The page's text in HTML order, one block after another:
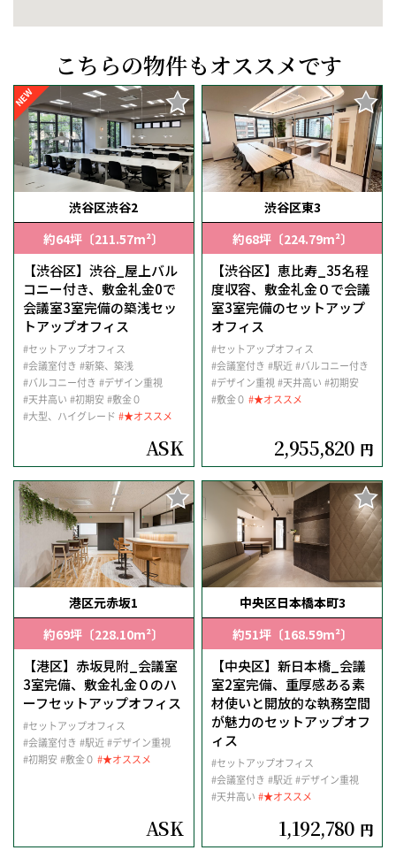
こちらの物件もオススメです
NEW
渋谷区渋谷2
約64坪〔211.57m²〕
【渋谷区】渋谷_屋上バル
コニー付き、敷金礼金0で
会議室3室完備の築浅セッ
トアップオフィス
#セットアップオフィス
#会議室付き #新築、築浅
#バルコニー付き #デザイン重視
#天井高い #初期安 #敷金０
#大型、ハイグレード #★オススメ
ASK
渋谷区東3
約68坪〔224.79m²〕
【渋谷区】恵比寿_35名程
度収容、敷金礼金０で会議
室3室完備のセットアップ
オフィス
#セットアップオフィス
#会議室付き #駅近 #バルコニー付き
#デザイン重視#天井高い #初期安
#敷金０ #★オススメ
2,955,820 円
港区元赤坂1
約69坪〔228.10m²〕
【港区】赤坂見附_会議室
3室完備、敷金礼金０のハ
ーフセットアップオフィス
#セットアップオフィス
#会議室付き #駅近 #デザイン重視
#初期安 #敷金０ #★オススメ
ASK
中央区日本橋本町3
約51坪〔168.59m²〕
【中央区】新日本橋_会議
室2室完備、重厚感ある素
材使いと開放的な執務空間
が魅力のセットアップオフ
ィス
#セットアップオフィス
#会議室付き #駅近 #デザイン重視
#天井高い #★オススメ
1,192,780 円